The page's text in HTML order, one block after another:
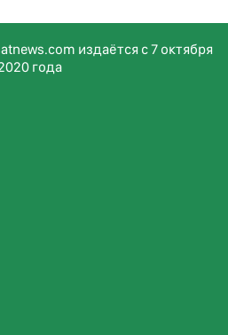
издаётся с 7 октября
года